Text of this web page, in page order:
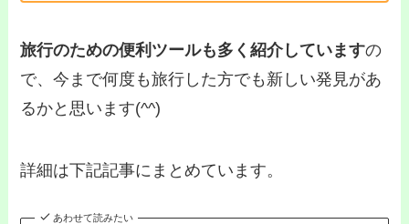
旅行のための便利ツールも多く紹介していますの
で、今まで何度も旅行した方でも新しい発見があ
るかと思います(^^)
詳細は下記記事にまとめています。
あわせて読みたい